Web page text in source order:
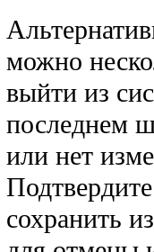
можно
выйти из
последнем
или нет
сохранить